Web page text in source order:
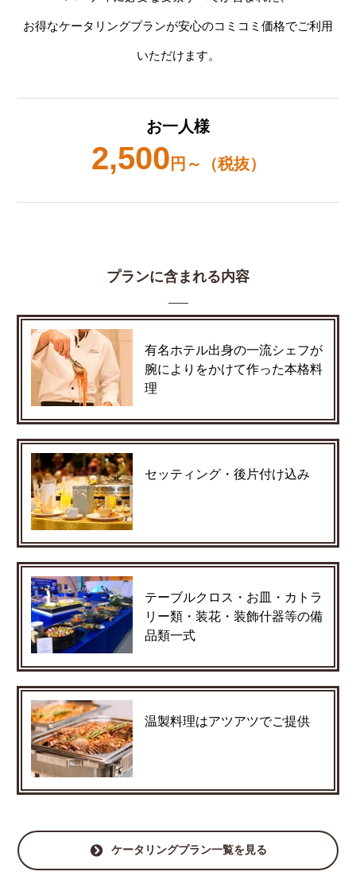
お得なケータリングプランが安心のコミコミ価格でご利用
いただけます。
お一人様
2,500 円～（税抜）
プランに含まれる内容
有名ホテル出身の一流シェフが
腕によりをかけて作った本格料
理
セッティング・後片付け込み
テーブルクロス・お皿・カトラ
リー類・装花・装飾什器等の備
品類一式
温製料理はアツアツでご提供
ケータリングプラン一覧を見る